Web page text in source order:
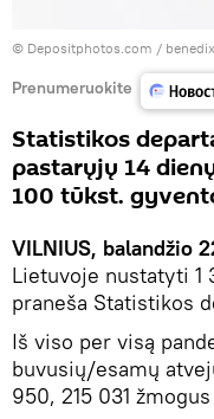
© Depositphotos.com /
Prenumeruokite
Statistikos
pastarųjų 14
100 tūkst.
VILNIUS, balandžio
Lietuvoje nustatyti 1
praneša Statistikos
Iš viso per visą
buvusių/esamų
950, 215 031